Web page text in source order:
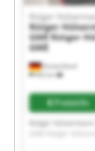
Deutschland
662 km
Rütger
Rütger
GME Rütger
GME
Preisinfo
Rütger
Hülsermann GME